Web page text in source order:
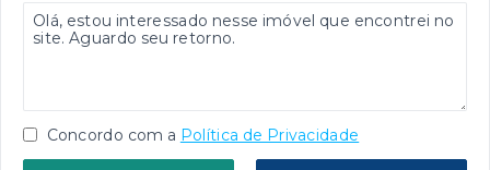
Concordo com a Política de Privacidade